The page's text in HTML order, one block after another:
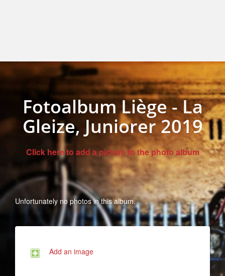
Fotoalbum Liège - La
Gleize, Juniorer 2019
Click here to add a picture to the photo album
Unfortunately no photos in this album.
Add an image